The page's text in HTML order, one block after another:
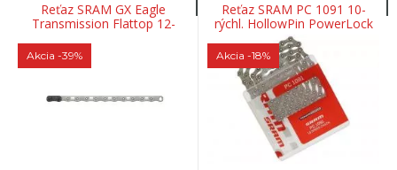
Reťaz SRAM GX Eagle
Transmission Flattop 12-
rýchl. PowerLock spojka 120-
článkov
Akcia -39%
Reťaz SRAM PC 1091 10-
rýchl. HollowPin PowerLock
spojka 114 článkov
Akcia -18%